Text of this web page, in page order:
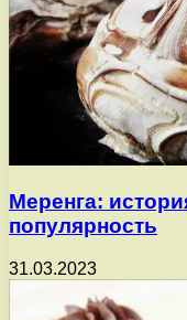
Меренга:
популярность
31.03.2023